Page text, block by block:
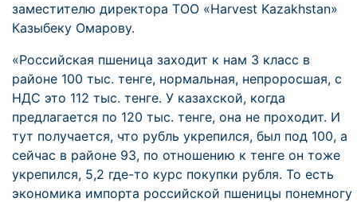
заместителю директора ТОО «Harvest Kazakhstan»
Казыбеку Омарову.
«Российская пшеница заходит к нам 3 класс в
районе 100 тыс. тенге, нормальная, непроросшая, с
НДС это 112 тыс. тенге. У казахской, когда
предлагается по 120 тыс. тенге, она не проходит. И
тут получается, что рубль укрепился, был под 100, а
сейчас в районе 93, по отношению к тенге он тоже
укрепился, 5,2 где-то курс покупки рубля. То есть
экономика импорта российской пшеницы понемногу